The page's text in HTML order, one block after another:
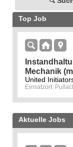
Top Job
Mechanik
United
Einsatzort:
Aktuelle Jobs